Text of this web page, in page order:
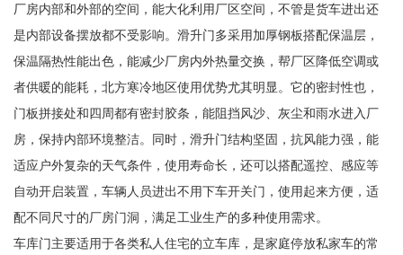
厂房内部和外部的空间，能大化利用厂区空间，不管是货车进出还
是内部设备摆放都不受影响。滑升门多采用加厚钢板搭配保温层，
保温隔热性能出色，能减少厂房内外热量交换，帮厂区降低空调或
者供暖的能耗，北方寒冷地区使用优势尤其明显。它的密封性也，
门板拼接处和四周都有密封胶条，能阻挡风沙、灰尘和雨水进入厂
房，保持内部环境整洁。同时，滑升门结构坚固，抗风能力强，能
适应户外复杂的天气条件，使用寿命长，还可以搭配遥控、感应等
自动开启装置，车辆人员进出不用下车开关门，使用起来方便，适
配不同尺寸的厂房门洞，满足工业生产的多种使用需求。
车库门主要适用于各类私人住宅的立车库，是家庭停放私家车的常